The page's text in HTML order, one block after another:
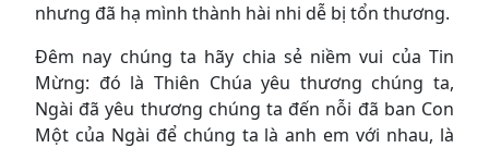
nhưng đã hạ mình thành hài nhi dễ bị tổn thương.
Đêm nay chúng ta hãy chia sẻ niềm vui của Tin
Mừng: đó là Thiên Chúa yêu thương chúng ta,
Ngài đã yêu thương chúng ta đến nỗi đã ban Con
Một của Ngài để chúng ta là anh em với nhau, là